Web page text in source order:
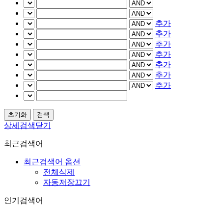
추가
추가
추가
추가
추가
추가
추가
상세검색닫기
최근검색어
최근검색어 옵션
전체삭제
자동저장끄기
인기검색어